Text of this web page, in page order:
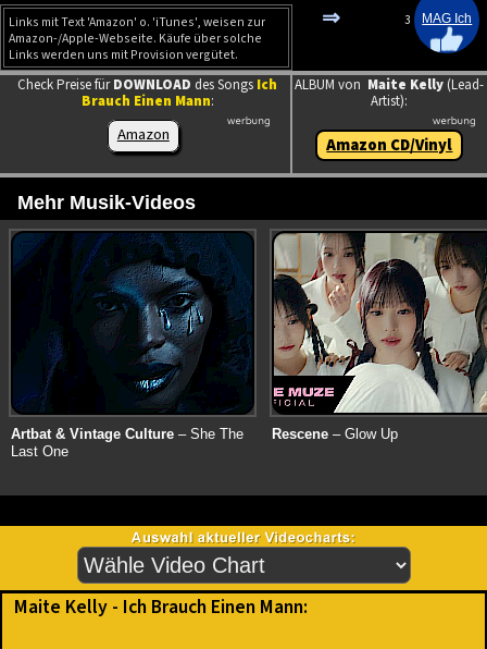
Links mit Text 'Amazon' o. 'iTunes', weisen zur
Amazon-/Apple-Webseite. Käufe über solche
Links werden uns mit Provision vergütet.
⇒ 3
Check Preise fürDOWNLOAD des Songs Ich
Brauch Einen Mann:
Amazon
ALBUM von Maite Kelly (Lead-
Artist):
Amazon CD/Vinyl
Mehr Musik-Videos
Artbat & Vintage Culture – She The
Last One
Rescene – Glow Up
Maite Kelly - Ich Brauch Einen Mann: